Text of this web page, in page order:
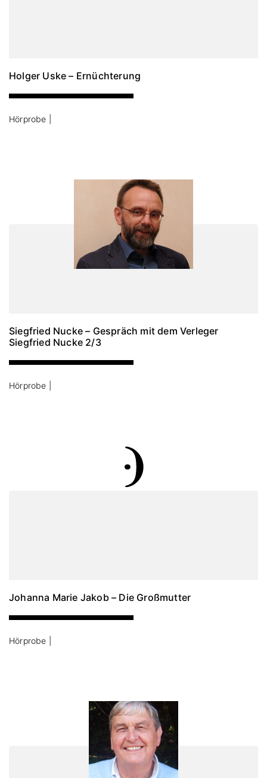
Holger Uske – Ernüchterung
Hörprobe |
Siegfried Nucke – Gespräch mit dem Verleger
Siegfried Nucke 2/3
Hörprobe |
Johanna Marie Jakob – Die Großmutter
Hörprobe |